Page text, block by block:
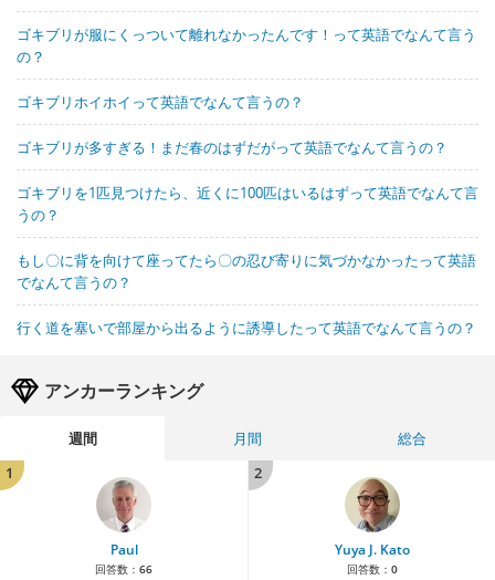
ゴキブリが服にくっついて離れなかったんです！って英語でなんて言う
の？
ゴキブリホイホイって英語でなんて言うの？
ゴキブリが多すぎる！まだ春のはずだがって英語でなんて言うの？
ゴキブリを1匹見つけたら、近くに100匹はいるはずって英語でなんて言
うの？
もし〇に背を向けて座ってたら〇の忍び寄りに気づかなかったって英語
でなんて言うの？
行く道を塞いで部屋から出るように誘導したって英語でなんて言うの？
アンカーランキング
週間 月間
総合
1
Paul
回答数： 66
2
Yuya J. Kato
回答数： 0